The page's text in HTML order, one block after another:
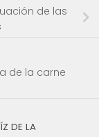
de las
de la carne
DE LA